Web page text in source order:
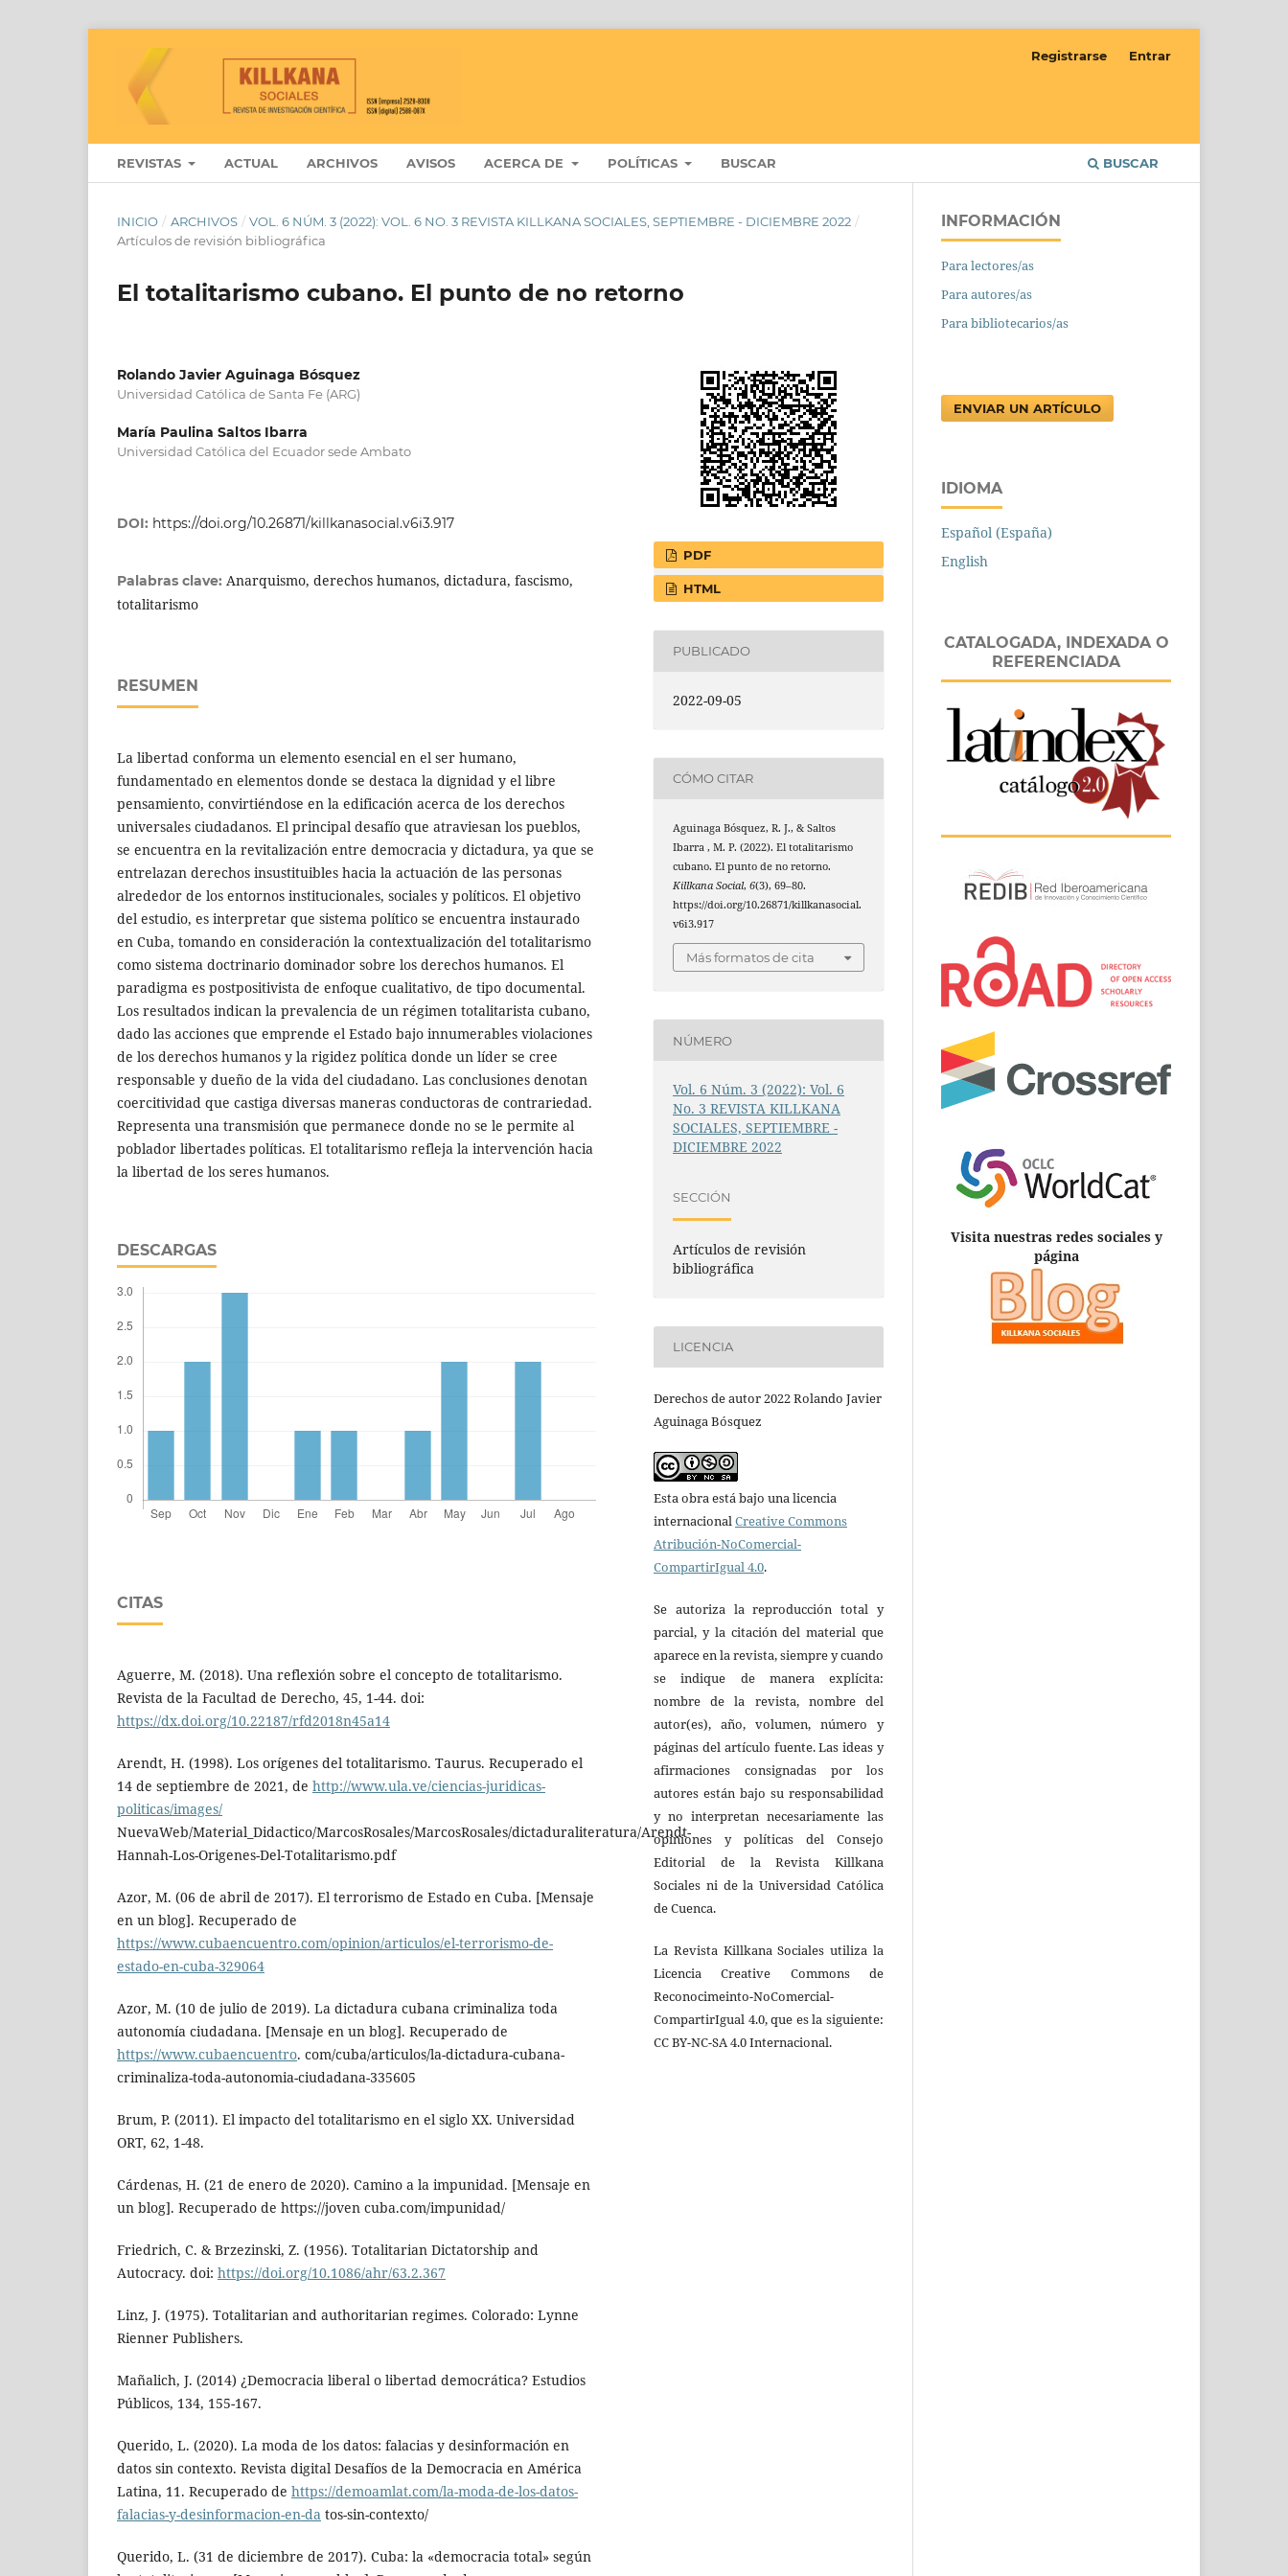
REVISTAS ACTUAL ARCHIVOS AVISOS ACERCA DE POLÍTICAS BUSCAR BUSCAR
Registrarse Entrar
INICIO / ARCHIVOS / VOL. 6 NÚM. 3 (2022): VOL. 6 NO. 3 REVISTA KILLKANA SOCIALES, SEPTIEMBRE - DICIEMBRE 2022 /
Artículos de revisión bibliográfica
El totalitarismo cubano. El punto de no retorno
Rolando Javier Aguinaga Bósquez
Universidad Católica de Santa Fe (ARG)
María Paulina Saltos Ibarra
Universidad Católica del Ecuador sede Ambato
DOI: https://doi.org/10.26871/killkanasocial.v6i3.917
Palabras clave: Anarquismo, derechos humanos, dictadura, fascismo,
totalitarismo
RESUMEN
La libertad conforma un elemento esencial en el ser humano,
fundamentado en elementos donde se destaca la dignidad y el libre
pensamiento, convirtiéndose en la edificación acerca de los derechos
universales ciudadanos. El principal desafío que atraviesan los pueblos,
se encuentra en la revitalización entre democracia y dictadura, ya que se
entrelazan derechos insustituibles hacia la actuación de las personas
alrededor de los entornos institucionales, sociales y políticos. El objetivo
del estudio, es interpretar que sistema político se encuentra instaurado
en Cuba, tomando en consideración la contextualización del totalitarismo
como sistema doctrinario dominador sobre los derechos humanos. El
paradigma es postpositivista de enfoque cualitativo, de tipo documental.
Los resultados indican la prevalencia de un régimen totalitarista cubano,
dado las acciones que emprende el Estado bajo innumerables violaciones
de los derechos humanos y la rigidez política donde un líder se cree
responsable y dueño de la vida del ciudadano. Las conclusiones denotan
coercitividad que castiga diversas maneras conductoras de contrariedad.
Representa una transmisión que permanece donde no se le permite al
poblador libertades políticas. El totalitarismo refleja la intervención hacia
la libertad de los seres humanos.
DESCARGAS
CITAS
Aguerre, M. (2018). Una reflexión sobre el concepto de totalitarismo.
Revista de la Facultad de Derecho, 45, 1-44. doi:
https://dx.doi.org/10.22187/rfd2018n45a14
Arendt, H. (1998). Los orígenes del totalitarismo. Taurus. Recuperado el
14 de septiembre de 2021, de http://www.ula.ve/ciencias-juridicas-
politicas/images/
NuevaWeb/Material_Didactico/MarcosRosales/MarcosRosales/dictaduraliteratura/Arendt-
Hannah-Los-Origenes-Del-Totalitarismo.pdf
Azor, M. (06 de abril de 2017). El terrorismo de Estado en Cuba. [Mensaje
en un blog]. Recuperado de
https://www.cubaencuentro.com/opinion/articulos/el-terrorismo-de-
estado-en-cuba-329064
Azor, M. (10 de julio de 2019). La dictadura cubana criminaliza toda
autonomía ciudadana. [Mensaje en un blog]. Recuperado de
https://www.cubaencuentro. com/cuba/articulos/la-dictadura-cubana-
criminaliza-toda-autonomia-ciudadana-335605
Brum, P. (2011). El impacto del totalitarismo en el siglo XX. Universidad
ORT, 62, 1-48.
Cárdenas, H. (21 de enero de 2020). Camino a la impunidad. [Mensaje en
un blog]. Recuperado de https://joven cuba.com/impunidad/
Friedrich, C. & Brzezinski, Z. (1956). Totalitarian Dictatorship and
Autocracy. doi: https://doi.org/10.1086/ahr/63.2.367
Linz, J. (1975). Totalitarian and authoritarian regimes. Colorado: Lynne
Rienner Publishers.
Mañalich, J. (2014) ¿Democracia liberal o libertad democrática? Estudios
Públicos, 134, 155-167.
Querido, L. (2020). La moda de los datos: falacias y desinformación en
datos sin contexto. Revista digital Desafíos de la Democracia en América
Latina, 11. Recuperado de https://demoamlat.com/la-moda-de-los-datos-
falacias-y-desinformacion-en-da tos-sin-contexto/
Querido, L. (31 de diciembre de 2017). Cuba: la «democracia total» según
PDF
HTML
PUBLICADO
2022-09-05
CÓMO CITAR
Aguinaga Bósquez, R. J., & Saltos
Ibarra , M. P. (2022). El totalitarismo
cubano. El punto de no retorno.
Killkana Social,6(3), 69–80.
https://doi.org/10.26871/killkanasocial.
v6i3.917
Más formatos de cita
NÚMERO
Vol. 6 Núm. 3 (2022): Vol. 6
No. 3 REVISTA KILLKANA
SOCIALES, SEPTIEMBRE -
DICIEMBRE 2022
SECCIÓN
Artículos de revisión
bibliográfica
LICENCIA
Derechos de autor 2022 Rolando Javier
Aguinaga Bósquez
Esta obra está bajo una licencia
internacional Creative Commons
Atribución-NoComercial-
CompartirIgual 4.0.
Se autoriza la reproducción total y
parcial, y la citación del material que
aparece en la revista, siempre y cuando
se indique de manera explícita:
nombre de la revista, nombre del
autor(es), año, volumen, número y
páginas del artículo fuente. Las ideas y
afirmaciones consignadas por los
autores están bajo su responsabilidad
y no interpretan necesariamente las
opiniones y políticas del Consejo
Editorial de la Revista Killkana
Sociales ni de la Universidad Católica
de Cuenca.
La Revista Killkana Sociales utiliza la
Licencia Creative Commons de
Reconocimeinto-NoComercial-
CompartirIgual 4.0, que es la siguiente:
CC BY-NC-SA 4.0 Internacional.
INFORMACIÓN
Para lectores/as
Para autores/as
Para bibliotecarios/as
ENVIAR UN ARTÍCULO
IDIOMA
Español (España)
English
CATALOGADA, INDEXADA O
REFERENCIADA
Visita nuestras redes sociales y
página